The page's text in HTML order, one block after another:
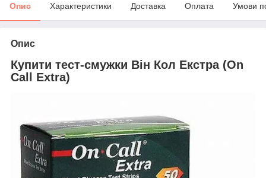
Опис Характеристики Доставка Оплата Умови
Опис
Купити тест-смужки Він Кол Екстра (On
Call Extra)